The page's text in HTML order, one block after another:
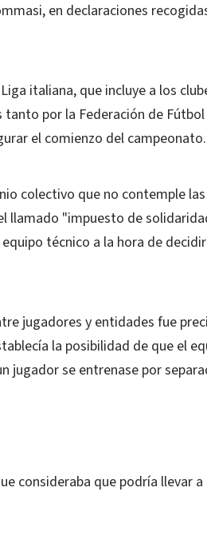
en declaraciones
italiana, que incluye a los
por la Federación de Fútbol
el comienzo del campeonato.
colectivo que no contemple las
llamado "impuesto de
técnico a la hora de
jugadores y entidades fue
la posibilidad de que el
jugador se entrenase por
consideraba que podría llevar a